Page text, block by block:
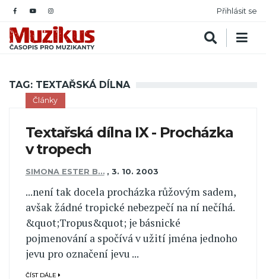
Přihlásit se
TAG: TEXTAŘSKÁ DÍLNA
Články
Textařská dílna IX - Procházka
v tropech
SIMONA ESTER B… , 3. 10. 2003
...není tak docela procházka růžovým sadem,
avšak žádné tropické nebezpečí na ní nečíhá.
&quot;Tropus&quot; je básnické
pojmenování a spočívá v užití jména jednoho
jevu pro označení jevu ...
ČÍST DÁLE